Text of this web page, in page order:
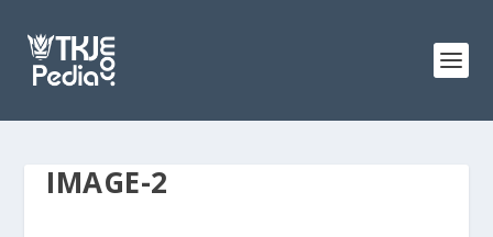
IMAGE-2